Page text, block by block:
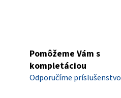
Pomôžeme Vám s
kompletáciou
Odporučíme príslušenstvo